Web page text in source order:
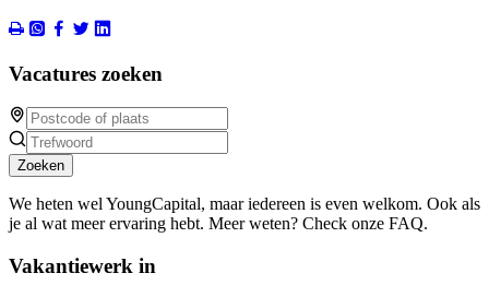
Vacatures zoeken
Zoeken
We heten wel YoungCapital, maar iedereen is even welkom. Ook als
je al wat meer ervaring hebt. Meer weten? Check onze FAQ.
Vakantiewerk in